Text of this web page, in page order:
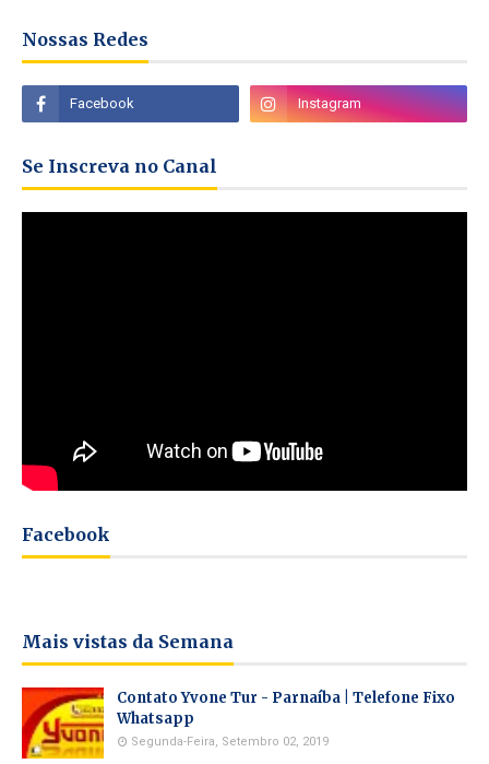
Nossas Redes
Se Inscreva no Canal
Facebook
Mais vistas da Semana
Contato Yvone Tur - Parnaíba | Telefone Fixo
Whatsapp
Segunda-Feira, Setembro 02, 2019